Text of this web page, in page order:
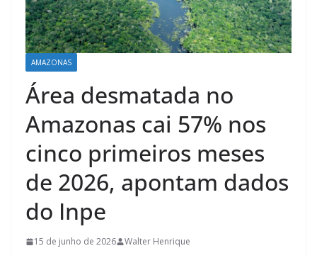
AMAZONAS
Área desmatada no
Amazonas cai 57% nos
cinco primeiros meses
de 2026, apontam dados
do Inpe
15 de junho de 2026 Walter Henrique